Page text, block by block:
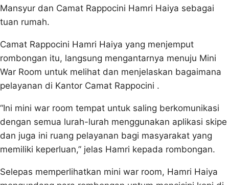
Mansyur dan Camat Rappocini Hamri Haiya sebagai
tuan rumah.
Camat Rappocini Hamri Haiya yang menjemput
rombongan itu, langsung mengantarnya menuju Mini
War Room untuk melihat dan menjelaskan bagaimana
pelayanan di Kantor Camat Rappocini .
“Ini mini war room tempat untuk saling berkomunikasi
dengan semua lurah-lurah menggunakan aplikasi skipe
dan juga ini ruang pelayanan bagi masyarakat yang
memiliki keperluan,” jelas Hamri kepada rombongan.
Selepas memperlihatkan mini war room, Hamri Haiya